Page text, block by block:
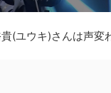
(ユウキ)さんは声変